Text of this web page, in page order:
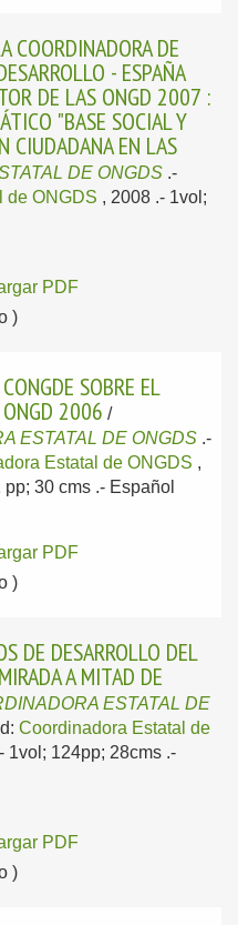
COORDINADORA DE
- ESPAÑA
DE LAS ONGD 2007 :
"BASE SOCIAL Y
CIUDADANA EN LAS
DE ONGDS .-
de ONGDS , 2008 .- 1vol;
PDF
)
SOBRE EL
ONGD 2006 /
ESTATAL DE ONGDS .-
Estatal de ONGDS ,
pp; 30 cms .- Español
PDF
)
DE DESARROLLO DEL
A MITAD DE
ESTATAL DE
Coordinadora Estatal de
1vol; 124pp; 28cms .-
PDF
)